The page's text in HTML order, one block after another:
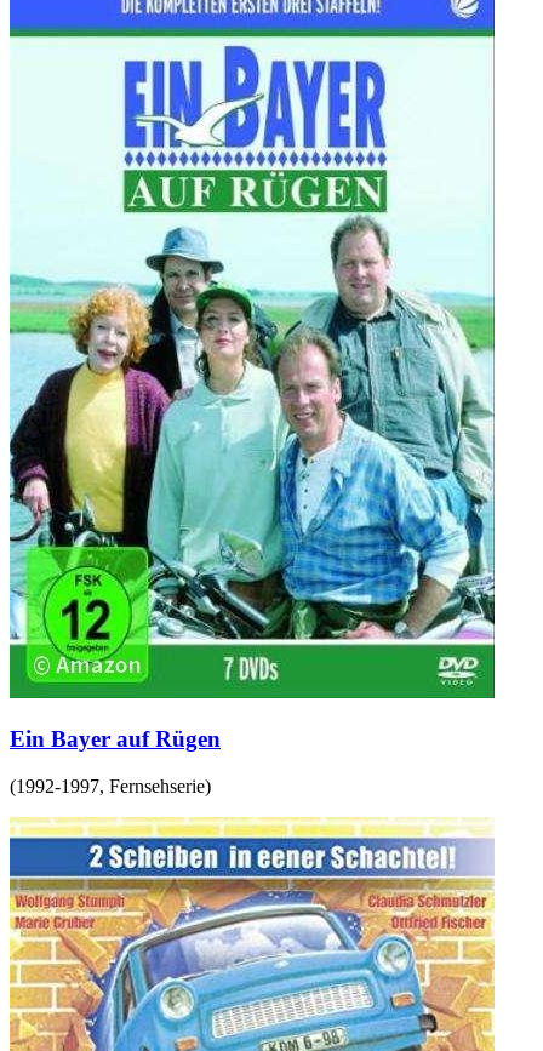
Ein Bayer auf Rügen
(1992-1997, Fernsehserie)